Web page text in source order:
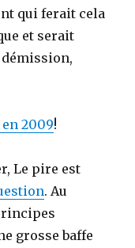
qui ferait cela
et serait
en 2009!
Le pire est
. Au
grosse baffe